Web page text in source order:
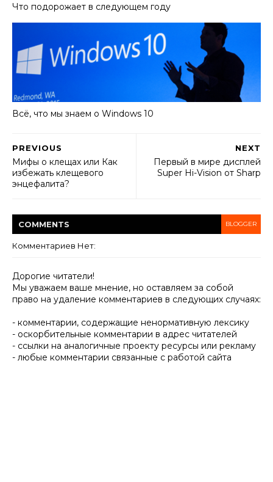
Что подорожает в следующем году
Всё, что мы знаем о Windows 10
NEXT
Первый в мире дисплей
Super Hi-Vision от Sharp
PREVIOUS
Мифы о клещах или Как
избежать клещевого
энцефалита?
COMMENTS BLOGGER
Комментариев Нет:
Дорогие читатели!
Мы уважаем ваше мнение, но оставляем за собой
право на удаление комментариев в следующих случаях:
- комментарии, содержащие ненормативную лексику
- оскорбительные комментарии в адрес читателей
- ссылки на аналогичные проекту ресурсы или рекламу
- любые комментарии связанные с работой сайта